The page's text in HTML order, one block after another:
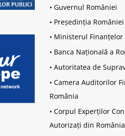
• Guvernul României
• Președinția României
• Ministerul Finanțelor
• Banca Națională a
• Autoritatea de
• Camera Auditorilor
România
• Corpul Experților
Autorizați din România